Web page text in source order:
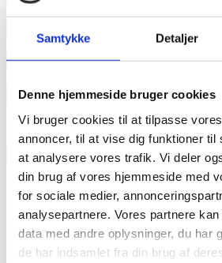
Samtykke Detaljer
Denne hjemmeside bruger cookies
Vi bruger cookies til at tilpasse
annoncer, til at vise dig funktioner til
at analysere vores trafik. Vi deler
din brug af vores hjemmeside med
for sociale medier,
analysepartnere. Vores partnere
data med andre oplysninger, du har
de har indsamlet fra din brug af
annonce
Like us
RAINBOW BUSINESS